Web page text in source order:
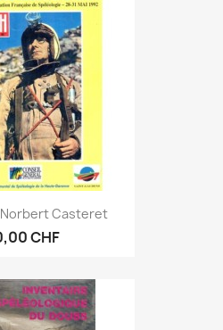
Casteret
CHF